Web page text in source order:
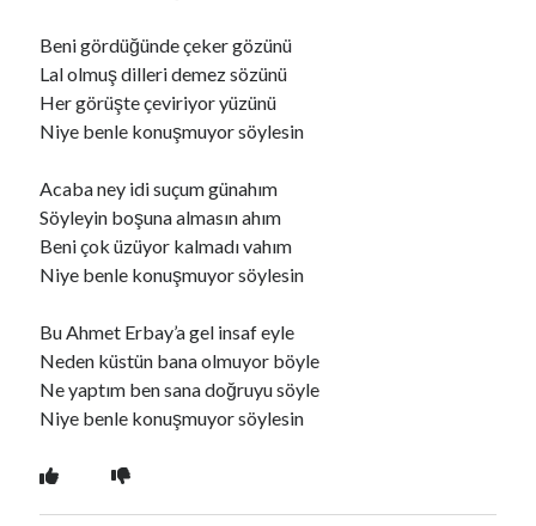
Ara
Beni gördüğünde çeker gözünü
Lal olmuş dilleri demez sözünü
Her görüşte çeviriyor yüzünü
Niye benle konuşmuyor söylesin
Acaba ney idi suçum günahım
Söyleyin boşuna almasın ahım
Beni çok üzüyor kalmadı vahım
Niye benle konuşmuyor söylesin
Bu Ahmet Erbay’a gel insaf eyle
Neden küstün bana olmuyor böyle
Ne yaptım ben sana doğruyu söyle
Niye benle konuşmuyor söylesin